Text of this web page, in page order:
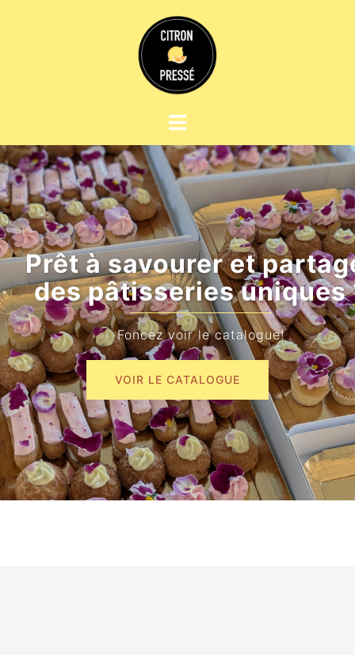
Prêt à savourer et partager
des pâtisseries uniques ?
Foncez voir le catalogue!
VOIR LE CATALOGUE